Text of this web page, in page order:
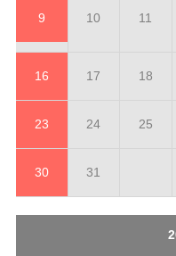
9 10 11
16 17 18
23 24 25
30 31